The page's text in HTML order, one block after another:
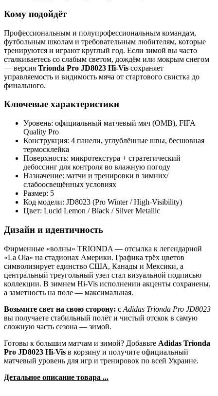
Кому подойдёт
Профессиональным и полупрофессиональным командам,
футбольным школам и требовательным любителям, которые
тренируются и играют круглый год. Если зимой вы часто
сталкиваетесь со слабым светом, дождём или мокрым снегом
— версия Trionda Pro JD8023 Hi-Vis сохраняет
управляемость и видимость мяча от стартового свистка до
финального.
Ключевые характеристики
Уровень: официальный матчевый мяч (OMB), FIFA
Quality Pro
Конструкция: 4 панели, углублённые швы, бесшовная
термосклейка
Поверхность: микротекстура + стратегический
дебоссинг для контроля во влажную погоду
Назначение: матчи и тренировки в зимних/
слабоосвещённых условиях
Размер: 5
Код модели: JD8023 (Pro Winter / High-Visibility)
Цвет: Lucid Lemon / Black / Silver Metallic
Дизайн и идентичность
Фирменные «волны» TRIONDA — отсылка к легендарной
«La Ola» на стадионах Америки. Графика трёх цветов
символизирует единство США, Канады и Мексики, а
центральный треугольный узел стал визуальной подписью
коллекции. В зимнем Hi-Vis исполнении акценты сохранены,
а заметность на поле — максимальная.
Возьмите свет на свою сторону: с Adidas Trionda Pro JD8023
вы получаете стабильный полёт и чистый отскок в самую
сложную часть сезона — зимой.
Готовы к большим матчам и зимой? Добавьте Adidas Trionda
Pro JD8023 Hi-Vis в корзину и получите официальный
матчевый уровень для игр и тренировок по всей Украине.
Детальное описание товара ...